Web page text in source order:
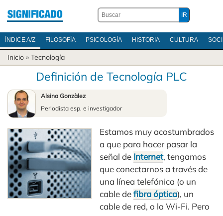
ÍNDICE A/Z FILOSOFÍA PSICOLOGÍA HISTORIA CULTURA
Inicio » Tecnología
Definición de Tecnología PLC
Alsina Gonzàlez
Periodista esp. e investigador
Estamos muy acostumbrados
a que para hacer pasar la
señal de Internet, tengamos
que conectarnos a través de
una línea telefónica (o un
cable defibra óptica), un
cable de red, o la Wi-Fi. Pero